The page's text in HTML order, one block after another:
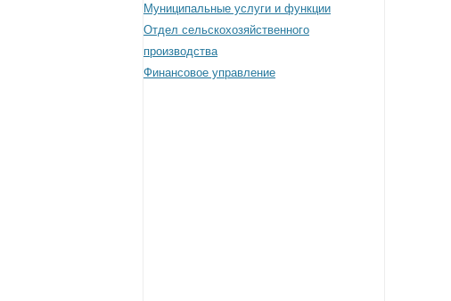
Муниципальные услуги и функции
Отдел сельскохозяйственного
производства
Финансовое управление